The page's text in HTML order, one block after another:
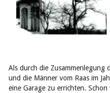
Als durch die Zusammenlegung
und die Männer vom Raas im
eine Garage zu errichten.